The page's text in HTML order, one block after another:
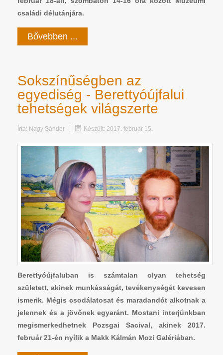
családi délutánjára.
Bővebben ...
Sokszínűségben az
egyediség - Berettyóújfalui
tehetségek világszerte
Írta: Nagy Sándor Készült: 2017. február 15.
Berettyóújfaluban is számtalan olyan tehetség
született, akinek munkásságát, tevékenységét kevesen
ismerik. Mégis csodálatosat és maradandót alkotnak a
jelennek és a jövőnek egyaránt. Mostani interjúnkban
megismerkedhetnek Pozsgai Sacival, akinek 2017.
február 21-én nyílik a Makk Kálmán Mozi Galériában.